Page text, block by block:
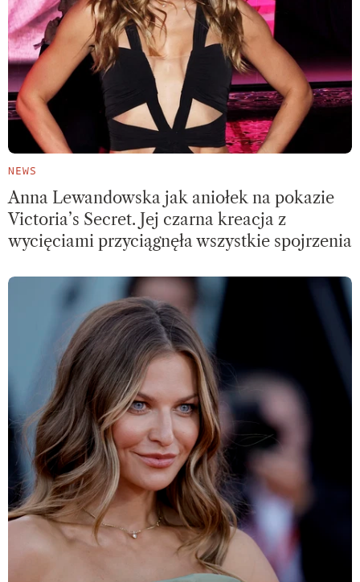
NEWS
Anna Lewandowska jak aniołek na pokazie
Victoria’s Secret. Jej czarna kreacja z
wycięciami przyciągnęła wszystkie spojrzenia